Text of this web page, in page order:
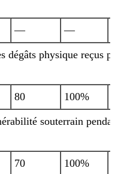
— —
dégâts physique reçus
80 100%
souterrain
70 100%